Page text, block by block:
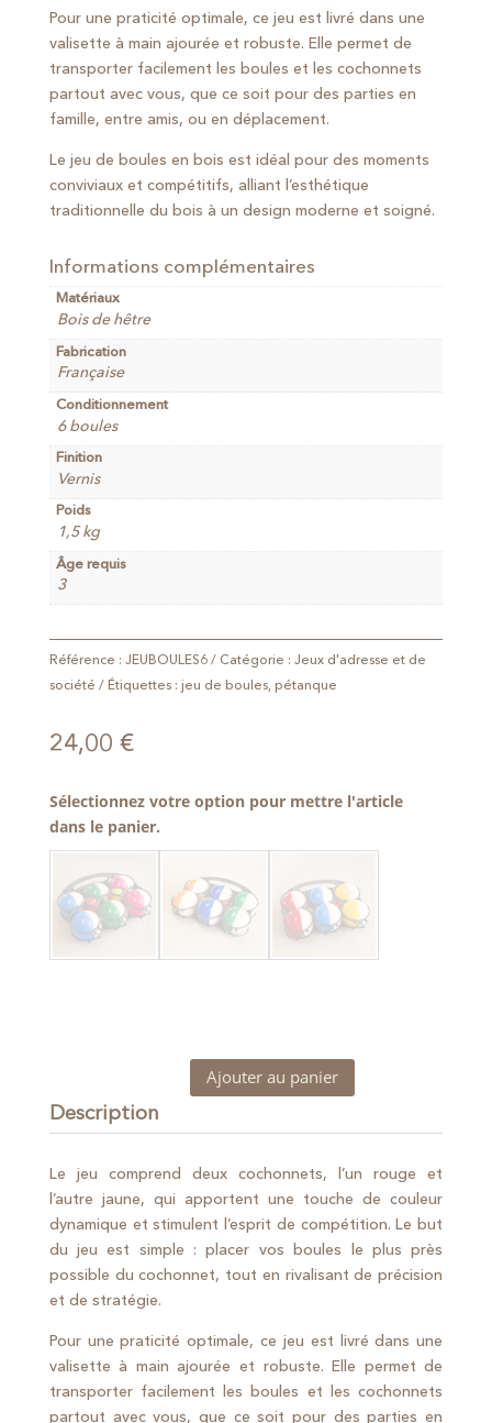
Pour une praticité optimale, ce jeu est livré dans une
valisette à main ajourée et robuste. Elle permet de
transporter facilement les boules et les cochonnets
partout avec vous, que ce soit pour des parties en
famille, entre amis, ou en déplacement.
Le jeu de boules en bois est idéal pour des moments
conviviaux et compétitifs, alliant l’esthétique
traditionnelle du bois à un design moderne et soigné.
Informations complémentaires
Matériaux
Bois de hêtre
Fabrication
Française
Conditionnement
6 boules
Finition
Vernis
Poids
1,5 kg
Âge requis
3
Référence : JEUBOULES6 Catégorie : Jeux d'adresse et de
société
Étiquettes : jeu de boules, pétanque
24,00 €
Sélectionnez votre option pour mettre l'article
dans le panier.
de
Jeu
boules
6
Ajouter au panier
Description
Le jeu comprend deux cochonnets, l’un rouge et
l’autre jaune, qui apportent une touche de couleur
dynamique et stimulent l’esprit de compétition. Le but
du jeu est simple : placer vos boules le plus près
possible du cochonnet, tout en rivalisant de précision
et de stratégie.
Pour une praticité optimale, ce jeu est livré dans une
valisette à main ajourée et robuste. Elle permet de
transporter facilement les boules et les cochonnets
partout avec vous, que ce soit pour des parties en